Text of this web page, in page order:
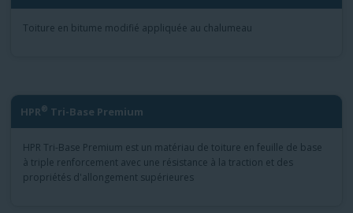
Toiture en bitume modifié appliquée au chalumeau
HPR® Tri-Base Premium
HPR Tri-Base Premium est un matériau de toiture en feuille de base
à triple renforcement avec une résistance à la traction et des
propriétés d'allongement supérieures